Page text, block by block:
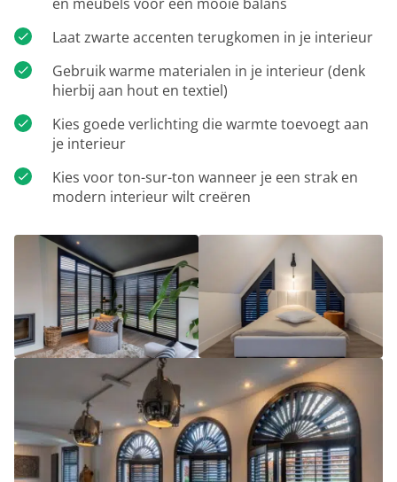
Laat zwarte accenten terugkomen in je interieur
Gebruik warme materialen in je interieur (denk
hierbij aan hout en textiel)
Kies goede verlichting die warmte toevoegt aan
je interieur
Kies voor ton-sur-ton wanneer je een strak en
modern interieur wilt creëren